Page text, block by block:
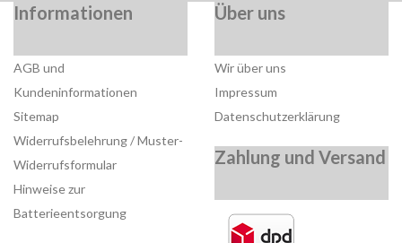
Informationen
AGB und
Kundeninformationen
Sitemap
Widerrufsbelehrung / Muster-
Widerrufsformular
Hinweise zur
Batterieentsorgung
Über uns
Wir über uns
Impressum
Datenschutzerklärung
Zahlung und Versand